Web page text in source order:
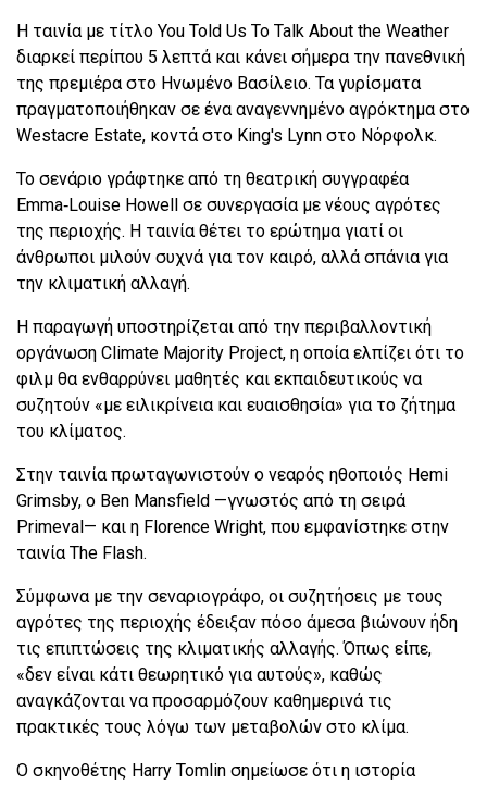
Η ταινία με τίτλο You Told Us To Talk About the Weather
διαρκεί περίπου 5 λεπτά και κάνει σήμερα την πανεθνική
της πρεμιέρα στο Ηνωμένο Βασίλειο. Τα γυρίσματα
πραγματοποιήθηκαν σε ένα αναγεννημένο αγρόκτημα στο
Westacre Estate, κοντά στο King's Lynn στο Νόρφολκ.
Το σενάριο γράφτηκε από τη θεατρική συγγραφέα
Emma‑Louise Howell σε συνεργασία με νέους αγρότες
της περιοχής. Η ταινία θέτει το ερώτημα γιατί οι
άνθρωποι μιλούν συχνά για τον καιρό, αλλά σπάνια για
την κλιματική αλλαγή.
Η παραγωγή υποστηρίζεται από την περιβαλλοντική
οργάνωση Climate Majority Project, η οποία ελπίζει ότι το
φιλμ θα ενθαρρύνει μαθητές και εκπαιδευτικούς να
συζητούν «με ειλικρίνεια και ευαισθησία» για το ζήτημα
του κλίματος.
Στην ταινία πρωταγωνιστούν ο νεαρός ηθοποιός Hemi
Grimsby, ο Ben Mansfield —γνωστός από τη σειρά
Primeval— και η Florence Wright, που εμφανίστηκε στην
ταινία The Flash.
Σύμφωνα με την σεναριογράφο, οι συζητήσεις με τους
αγρότες της περιοχής έδειξαν πόσο άμεσα βιώνουν ήδη
τις επιπτώσεις της κλιματικής αλλαγής. Όπως είπε,
«δεν είναι κάτι θεωρητικό για αυτούς», καθώς
αναγκάζονται να προσαρμόζουν καθημερινά τις
πρακτικές τους λόγω των μεταβολών στο κλίμα.
Ο σκηνοθέτης Harry Tomlin σημείωσε ότι η ιστορία